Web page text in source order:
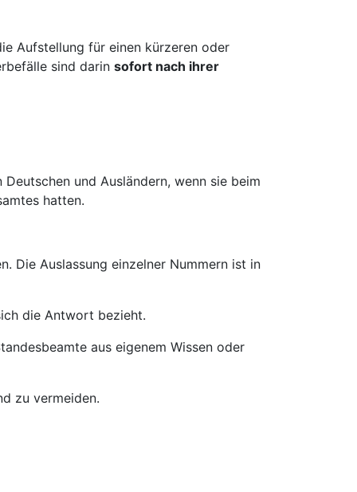
Aufstellung für einen kürzeren oder
sind darin sofort nach ihrer
und Ausländern, wenn sie beim
hatten.
Die Auslassung einzelner Nummern ist in
die Antwort bezieht.
aus eigenem Wissen oder
zu vermeiden.